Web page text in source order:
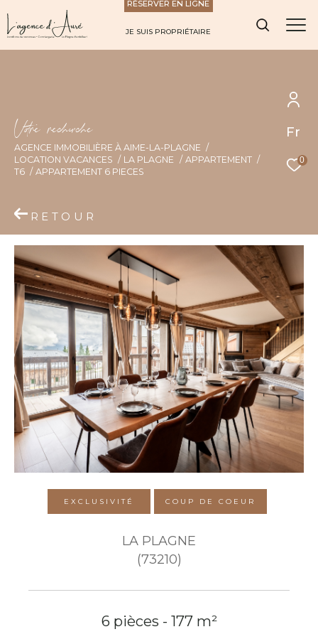
Fr
0
RÉSERVER EN LIGNE
JE SUIS PROPRIÉTAIRE
Vore recece
AGENCE IMMOBILIÈRE À AIME-LA-PLAGNE
LOCATION VACANCES
LA PLAGNE
APPARTEMENT
T6
APPARTEMENT 6 PIECES
RETOUR
EXCLUSIVITÉ COUP DE COEUR
LA PLAGNE
(73210)
6 pièces - 177 m²